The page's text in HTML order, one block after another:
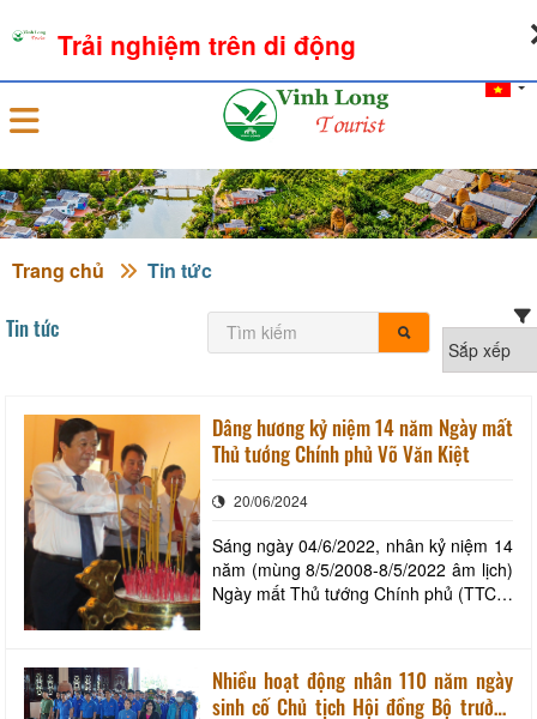
Đăng nhập
Trang chủ Tin tức
Tin tức
Dâng hương kỷ niệm 14 năm Ngày mất
Thủ tướng Chính phủ Võ Văn Kiệt
20/06/2024
Sáng ngày 04/6/2022, nhân kỷ niệm 14
năm (mùng 8/5/2008-8/5/2022 âm lịch)
Ngày mất Thủ tướng Chính phủ (TTCP)
Kiệt tại Khu lưu niệm TTCP Võ Văn Kiệt
(thị trấn Vũng Liêm, huyện Vũng Liêm).
Nhiều hoạt động nhân 110 năm ngày
sinh cố Chủ tịch Hội đồng Bộ trưởng
Trải nghiệm trên di động